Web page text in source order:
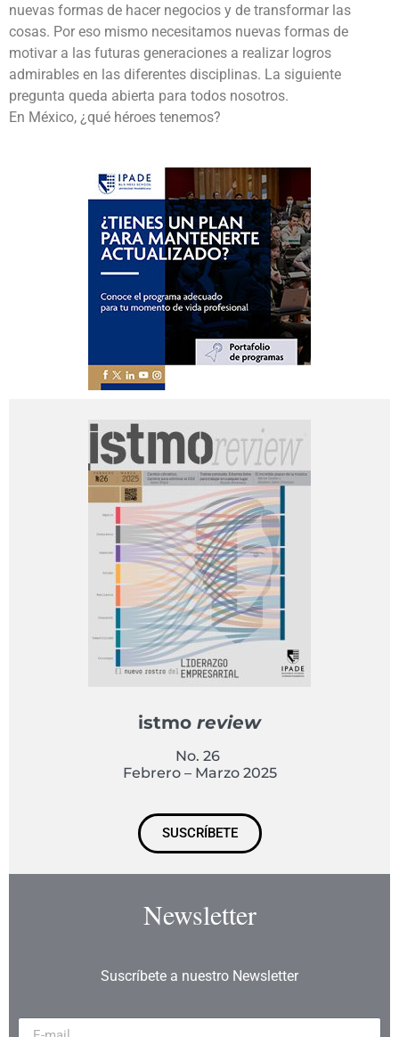
nuevas formas de hacer negocios y de transformar las
cosas. Por eso mismo necesitamos nuevas formas de
motivar a las futuras generaciones a realizar logros
admirables en las diferentes disciplinas. La siguiente
pregunta queda abierta para todos nosotros.
En México, ¿qué héroes tenemos?
istmo review
No. 26
Febrero – Marzo 2025
SUSCRÍBETE
Newsletter
Suscríbete a nuestro Newsletter